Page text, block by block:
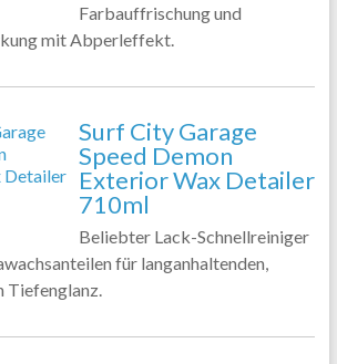
Farbauffrischung und
mit Abperleffekt.
Surf City Garage
Speed Demon
Exterior Wax Detailer
710ml
Beliebter Lack-Schnellreiniger
für langanhaltenden,